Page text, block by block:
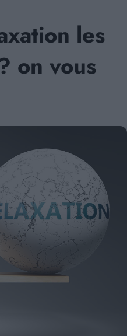
les
on vous